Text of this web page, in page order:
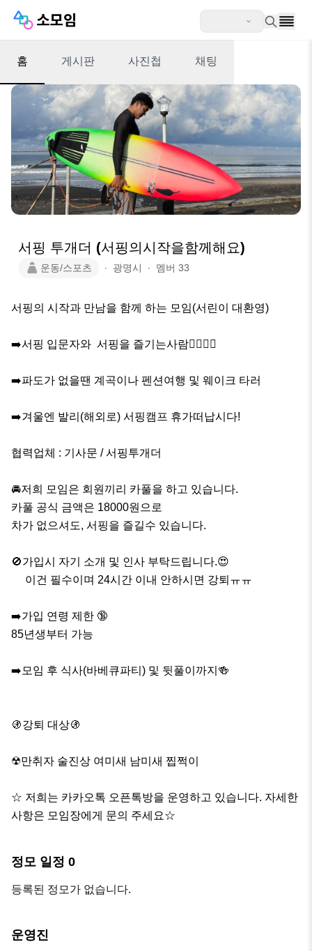
홈 게시판 사진첩 채팅
서핑 투개더 (서핑의시작을함께해요)
운동/스포츠 ∙ 광명시 ∙ 멤버 33
서핑의 시작과 만남을 함께 하는 모임(서린이 대환영)
➡️서핑 입문자와  서핑을 즐기는사람🏄‍♂️🏄‍♀️
➡️파도가 없을땐 계곡이나 펜션여행 및 웨이크 타러
➡️겨울엔 발리(해외로) 서핑캠프 휴가떠납시다!
협력업체 : 기사문 / 서핑투개더
🚘저희 모임은 회원끼리 카풀을 하고 있습니다.
카풀 공식 금액은 18000원으로
차가 없으셔도, 서핑을 즐길수 있습니다.
🚫가입시 자기 소개 및 인사 부탁드립니다.😍
➡️가입 연령 제한 🔞
85년생부터 가능
➡️모임 후 식사(바베큐파티) 및 뒷풀이까지🍻
🚯강퇴 대상🚯
☢만취자 술진상 여미새 남미새 찝쩍이
☆ 저희는 카카오톡 오픈톡방을 운영하고 있습니다. 자세한
사항은 모임장에게 문의 주세요☆
정모 일정 0
등록된 정모가 없습니다.
운영진